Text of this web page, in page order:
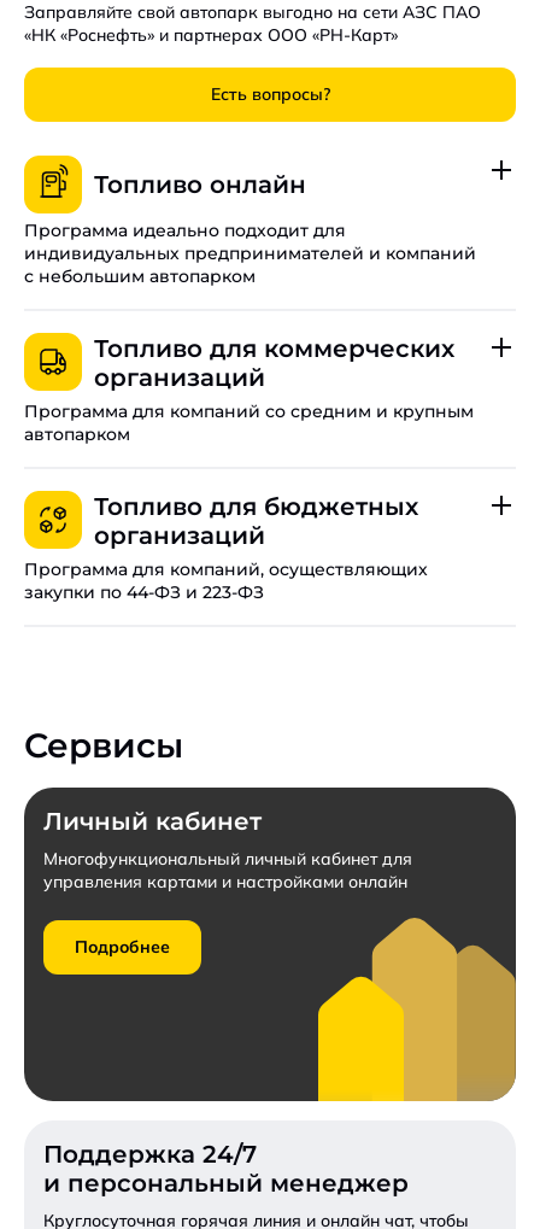
Заправляйте свой автопарк выгодно на сети АЗС ПАО
«НК «Роснефть» и партнерах ООО «РН-Карт»
Есть вопросы?
Топливо онлайн
Программа идеально подходит для
индивидуальных предпринимателей и компаний
с небольшим автопарком
Оплачивайте топливо даже при отсутствии связи.
Управляйте лимитами, балансом и настройками всех
карт в режиме реального времени.
Топливо для коммерческих
организаций
Программа для компаний со средним и крупным
автопарком
региональные тарифы для Уфы.
Свяжите функционал личного кабинета с вашей
внутренней платформой.
Полный электронный документооборот.
Топливо для бюджетных
организаций
Программа для компаний, осуществляющих
закупки по 44-ФЗ и 223-ФЗ
Заключить договор
Запросить коммерческое предложение
Сервисы
Личный кабинет
Многофункциональный личный кабинет для
управления картами и настройками онлайн
Подробнее
Поддержка 24/7
и персональный менеджер
Круглосуточная горячая линия и онлайн чат, чтобы